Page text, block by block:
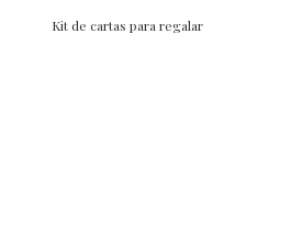
Kit de cartas para regalar